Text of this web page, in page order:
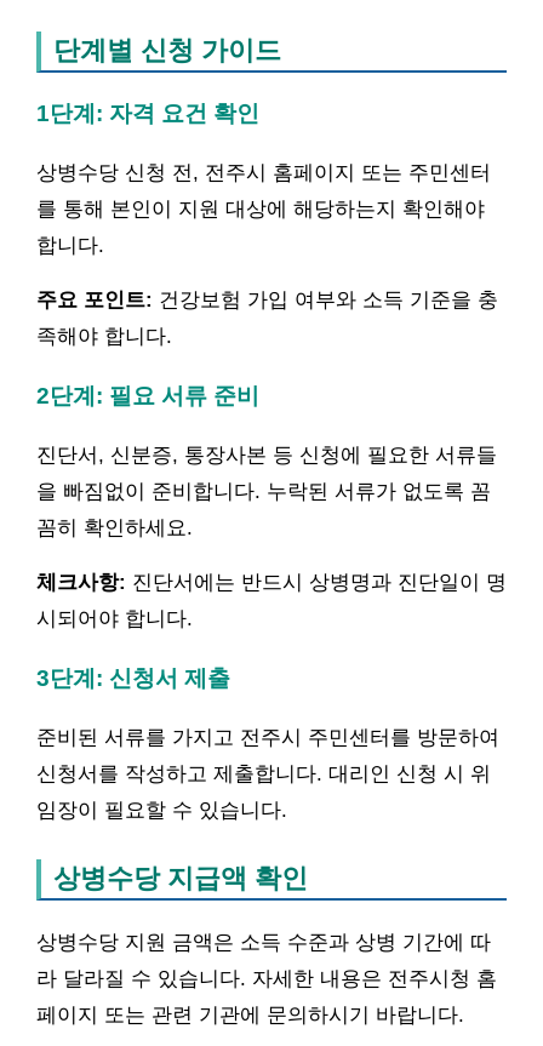
단계별 신청 가이드
1단계: 자격 요건 확인
상병수당 신청 전, 전주시 홈페이지 또는 주민센터
를 통해 본인이 지원 대상에 해당하는지 확인해야
합니다.
주요 포인트: 건강보험 가입 여부와 소득 기준을 충
족해야 합니다.
2단계: 필요 서류 준비
진단서, 신분증, 통장사본 등 신청에 필요한 서류들
을 빠짐없이 준비합니다. 누락된 서류가 없도록 꼼
꼼히 확인하세요.
체크사항: 진단서에는 반드시 상병명과 진단일이 명
시되어야 합니다.
3단계: 신청서 제출
준비된 서류를 가지고 전주시 주민센터를 방문하여
신청서를 작성하고 제출합니다. 대리인 신청 시 위
임장이 필요할 수 있습니다.
상병수당 지급액 확인
상병수당 지원 금액은 소득 수준과 상병 기간에 따
라 달라질 수 있습니다. 자세한 내용은 전주시청 홈
페이지 또는 관련 기관에 문의하시기 바랍니다.